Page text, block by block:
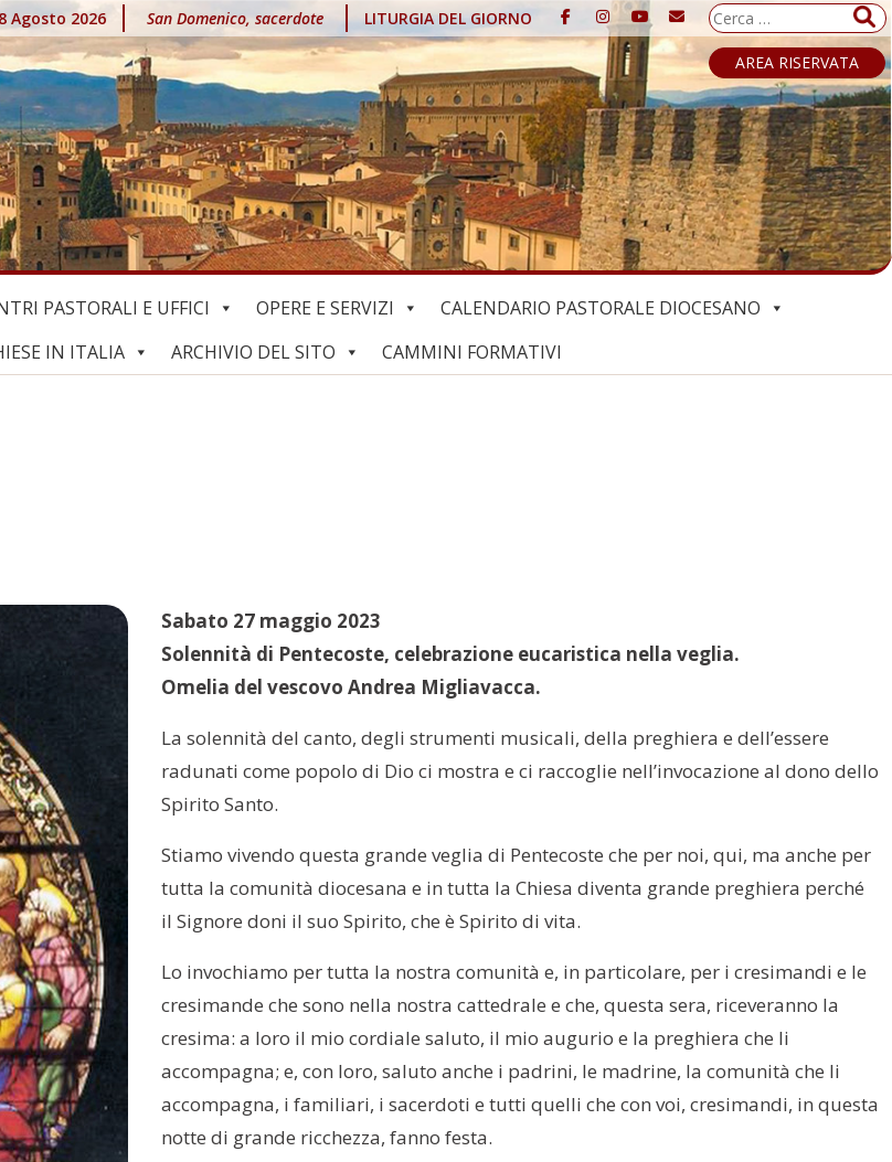
8 Agosto 2026 San Domenico, sacerdote LITURGIA DEL GIORNO
Ricerca
per:
AREA RISERVATA
PASTORALI E UFFICI OPERE E SERVIZI
CALENDARIO PASTORALE DIOCESANO
IN ITALIA
ARCHIVIO DEL SITO CAMMINI FORMATIVI
Sabato 27 maggio 2023
Solennità di Pentecoste, celebrazione eucaristica nella veglia.
Omelia del vescovo Andrea Migliavacca.
La solennità del canto, degli strumenti musicali, della preghiera e dell’essere
radunati come popolo di Dio ci mostra e ci raccoglie nell’invocazione al dono dello
Spirito Santo.
Stiamo vivendo questa grande veglia di Pentecoste che per noi, qui, ma anche per
tutta la comunità diocesana e in tutta la Chiesa diventa grande preghiera perché
il Signore doni il suo Spirito, che è Spirito di vita.
Lo invochiamo per tutta la nostra comunità e, in particolare, per i cresimandi e le
cresimande che sono nella nostra cattedrale e che, questa sera, riceveranno la
cresima: a loro il mio cordiale saluto, il mio augurio e la preghiera che li
accompagna; e, con loro, saluto anche i padrini, le madrine, la comunità che li
accompagna, i familiari, i sacerdoti e tutti quelli che con voi, cresimandi, in questa
notte di grande ricchezza, fanno festa.